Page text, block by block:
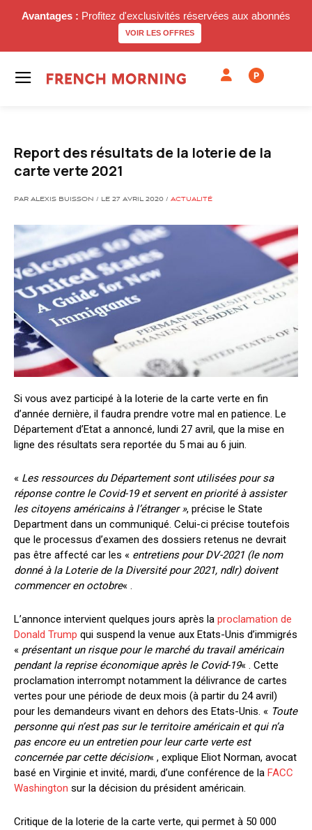
Avantages : Profitez d'exclusivités réservées aux abonnés
VOIR LES OFFRES
P
Report des résultats de la loterie de la
carte verte 2021
PAR ALEXIS BUISSON / LE 27 AVRIL 2020 / ACTUALITÉ
Si vous avez participé à la loterie de la carte verte en fin
d’année dernière, il faudra prendre votre mal en patience. Le
Département d’Etat a annoncé, lundi 27 avril, que la mise en
ligne des résultats sera reportée du 5 mai au 6 juin.
« Les ressources du Département sont utilisées pour sa
réponse contre le Covid-19 et servent en priorité à assister
les citoyens américains à l’étranger », précise le State
Department dans un communiqué. Celui-ci précise toutefois
que le processus d’examen des dossiers retenus ne devrait
pas être affecté car les « entretiens pour DV-2021 (le nom
donné à la Loterie de la Diversité pour 2021, ndlr) doivent
commencer en octobre« .
L’annonce intervient quelques jours après la proclamation de
Donald Trump qui suspend la venue aux Etats-Unis d’immigrés
« présentant un risque pour le marché du travail américain
pendant la reprise économique après le Covid-19« . Cette
proclamation interrompt notamment la délivrance de cartes
vertes pour une période de deux mois (à partir du 24 avril)
pour les demandeurs vivant en dehors des Etats-Unis. « Toute
personne qui n’est pas sur le territoire américain et qui n’a
pas encore eu un entretien pour leur carte verte est
concernée par cette décision« , explique Eliot Norman, avocat
basé en Virginie et invité, mardi, d’une conférence de la FACC
Washington sur la décision du président américain.
Critique de la loterie de la carte verte, qui permet à 50 000